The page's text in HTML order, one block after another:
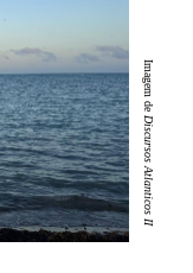
Imagem de
Discursos Atlanticos II